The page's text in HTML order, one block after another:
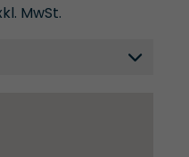
MwSt.